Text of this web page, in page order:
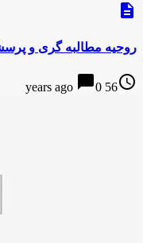
description
روحیه مطالبه گری و
access_time
56 years ago
chat_bubble0